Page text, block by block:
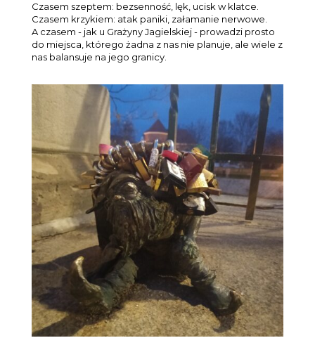
Czasem szeptem: bezsenność, lęk, ucisk w klatce.
Czasem krzykiem: atak paniki, załamanie nerwowe.
A czasem - jak u Grażyny Jagielskiej - prowadzi prosto
do miejsca, którego żadna z nas nie planuje, ale wiele z
nas balansuje na jego granicy.